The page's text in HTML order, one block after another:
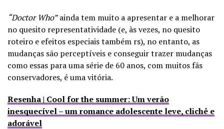
“Doctor Who”ainda tem muito a apresentar e a melhorar
no quesito representatividade (e, às vezes, no quesito
roteiro e efeitos especiais também rs), no entanto, as
mudanças são perceptíveis e conseguir trazer mudanças
como essas para uma série de 60 anos, com muitos fãs
conservadores, é uma vitória.
Resenha | Cool for the summer: Um verão
inesquecível – um romance adolescente leve, clichê e
adorável